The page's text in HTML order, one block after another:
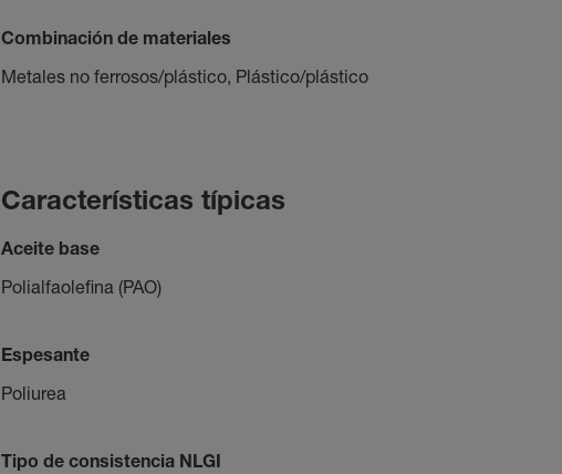
Combinación de materiales
Metales no ferrosos/plástico, Plástico/plástico
Características típicas
Aceite base
Polialfaolefina (PAO)
Espesante
Poliurea
Tipo de consistencia NLGI